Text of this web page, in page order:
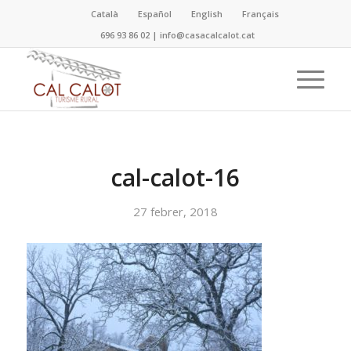
Català Español English
Français
696 93 86 02 |info@casacalcalot.cat
cal-calot-16
27 febrer, 2018